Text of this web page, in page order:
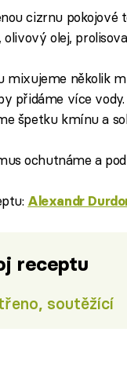
cizrnu
olivový olej,
mixujeme několik
přidáme více
špetku kmínu a
ochutnáme a
Alexandr
receptu
soutěžící